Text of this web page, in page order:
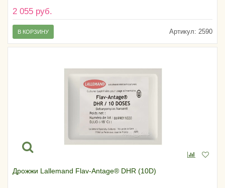
2 055 руб.
Артикул: 2590
В КОРЗИНУ
Дрожжи Lallemand Flav-Antage® DHR (10D)